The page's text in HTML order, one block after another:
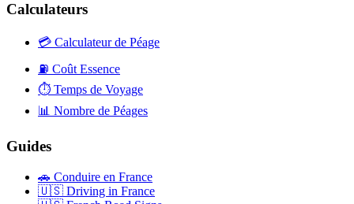
Calculateurs
💳 Calculateur de Péage
⛽ Coût Essence
⏱️ Temps de Voyage
📊 Nombre de Péages
Guides
🚗 Conduire en France
🇺🇸 Driving in France